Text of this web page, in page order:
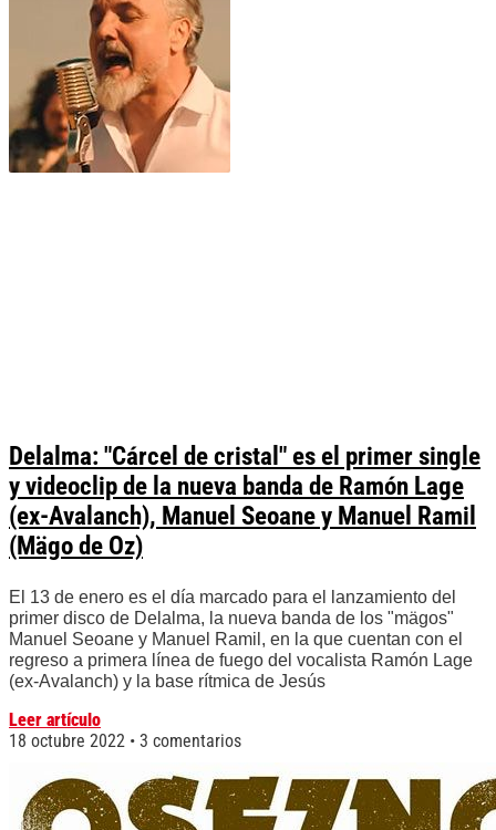
Delalma: "Cárcel de cristal" es el primer single
y videoclip de la nueva banda de Ramón Lage
(ex-Avalanch), Manuel Seoane y Manuel Ramil
(Mägo de Oz)
El 13 de enero es el día marcado para el lanzamiento del
primer disco de Delalma, la nueva banda de los "mägos"
Manuel Seoane y Manuel Ramil, en la que cuentan con el
regreso a primera línea de fuego del vocalista Ramón Lage
(ex-Avalanch) y la base rítmica de Jesús
Leer artículo
18 octubre 2022
3 comentarios